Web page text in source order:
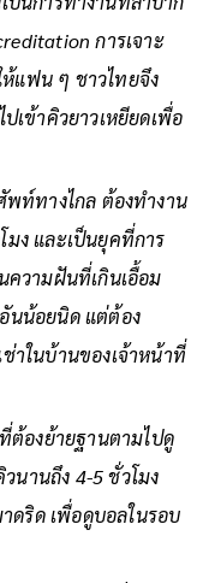
การเจาะ
ห้แฟน ๆ ชาวไทยจึง
เข้าคิวยาวเหยียดเพื่อ
ท์ทางไกล ต้องทำงาน
มง และเป็นยุคที่การ
ความฝันที่เกินเอื้อม
นน้อยนิด แต่ต้อง
าในบ้านของเจ้าหน้าที่
ต้องย้ายฐานตามไปดู
นานถึง 4-5 ชั่วโมง
ดริด เพื่อดูบอลในรอบ